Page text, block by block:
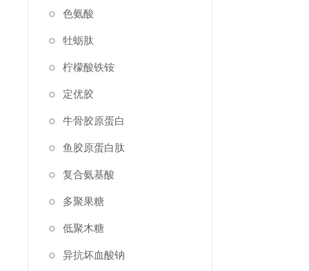
色氨酸
牡蛎肽
柠檬酸铁铵
定优胶
牛骨胶原蛋白
鱼胶原蛋白肽
复合氨基酸
多聚果糖
低聚木糖
异抗坏血酸钠